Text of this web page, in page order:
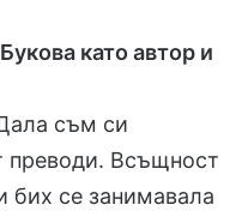
като автор и
съм си
преводи. Всъщност
бих се занимавала